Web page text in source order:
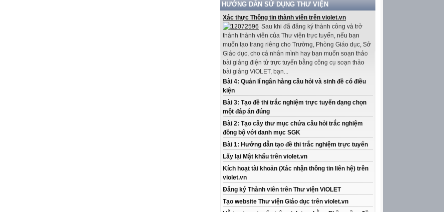
HƯỚNG DẪN SỬ DỤNG THƯ VIỆN
Xác thực Thông tin thành viên trên violet.vn
Sau khi đã đăng ký thành công và trở
thành thành viên của Thư viện trực tuyến, nếu bạn
muốn tạo trang riêng cho Trường, Phòng Giáo dục, Sở
Giáo dục, cho cá nhân mình hay bạn muốn soạn thảo
bài giảng điện tử trực tuyến bằng công cụ soạn thảo
bài giảng ViOLET, bạn...
Bài 4: Quản lí ngân hàng câu hỏi và sinh đề có điều
kiện
Bài 3: Tạo đề thi trắc nghiệm trực tuyến dạng chọn
một đáp án đúng
Bài 2: Tạo cây thư mục chứa câu hỏi trắc nghiệm
đồng bộ với danh mục SGK
Bài 1: Hướng dẫn tạo đề thi trắc nghiệm trực tuyến
Lấy lại Mật khẩu trên violet.vn
Kích hoạt tài khoản (Xác nhận thông tin liên hệ) trên
violet.vn
Đăng ký Thành viên trên Thư viện ViOLET
Tạo website Thư viện Giáo dục trên violet.vn